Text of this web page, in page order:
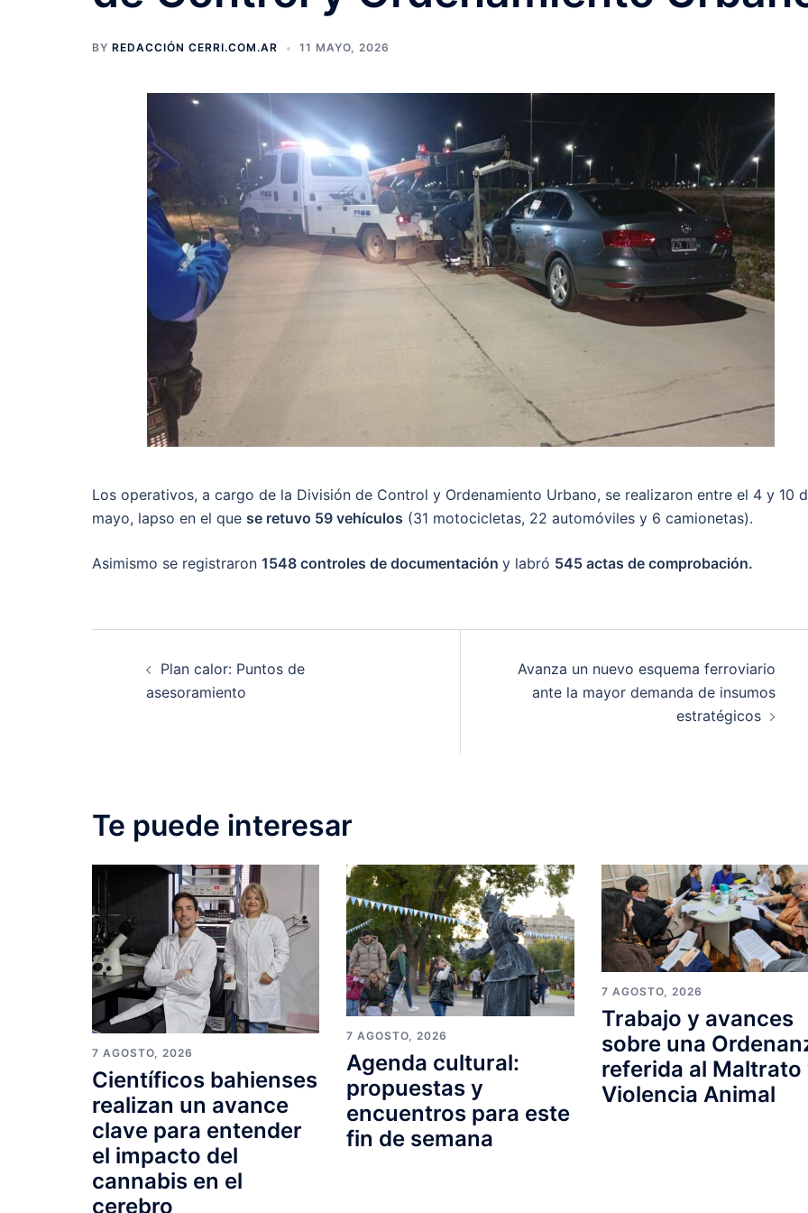
BY REDACCIÓN CERRI.COM.AR 11 MAYO, 2026
Los operativos, a cargo de la División de Control y Ordenamiento Urbano, se realizaron entre el 4 y 10
mayo, lapso en el que se retuvo 59 vehículos (31 motocicletas, 22 automóviles y 6 camionetas).
Asimismo se registraron 1548 controles de documentación y labró 545 actas de comprobación.
navigation
Plan calor: Puntos de
asesoramiento
Avanza un nuevo esquema ferroviario
ante la mayor demanda de insumos
estratégicos
Te puede interesar
7 AGOSTO, 2026
Científicos bahienses
realizan un avance
clave para entender
el impacto del
cannabis en el
cerebro
7 AGOSTO, 2026
Agenda cultural:
propuestas y
encuentros para este
fin de semana
7 AGOSTO, 2026
Trabajo y avances
sobre una
referida al Maltrato
Violencia Animal